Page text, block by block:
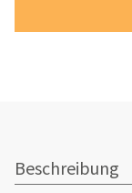
Beschreibung